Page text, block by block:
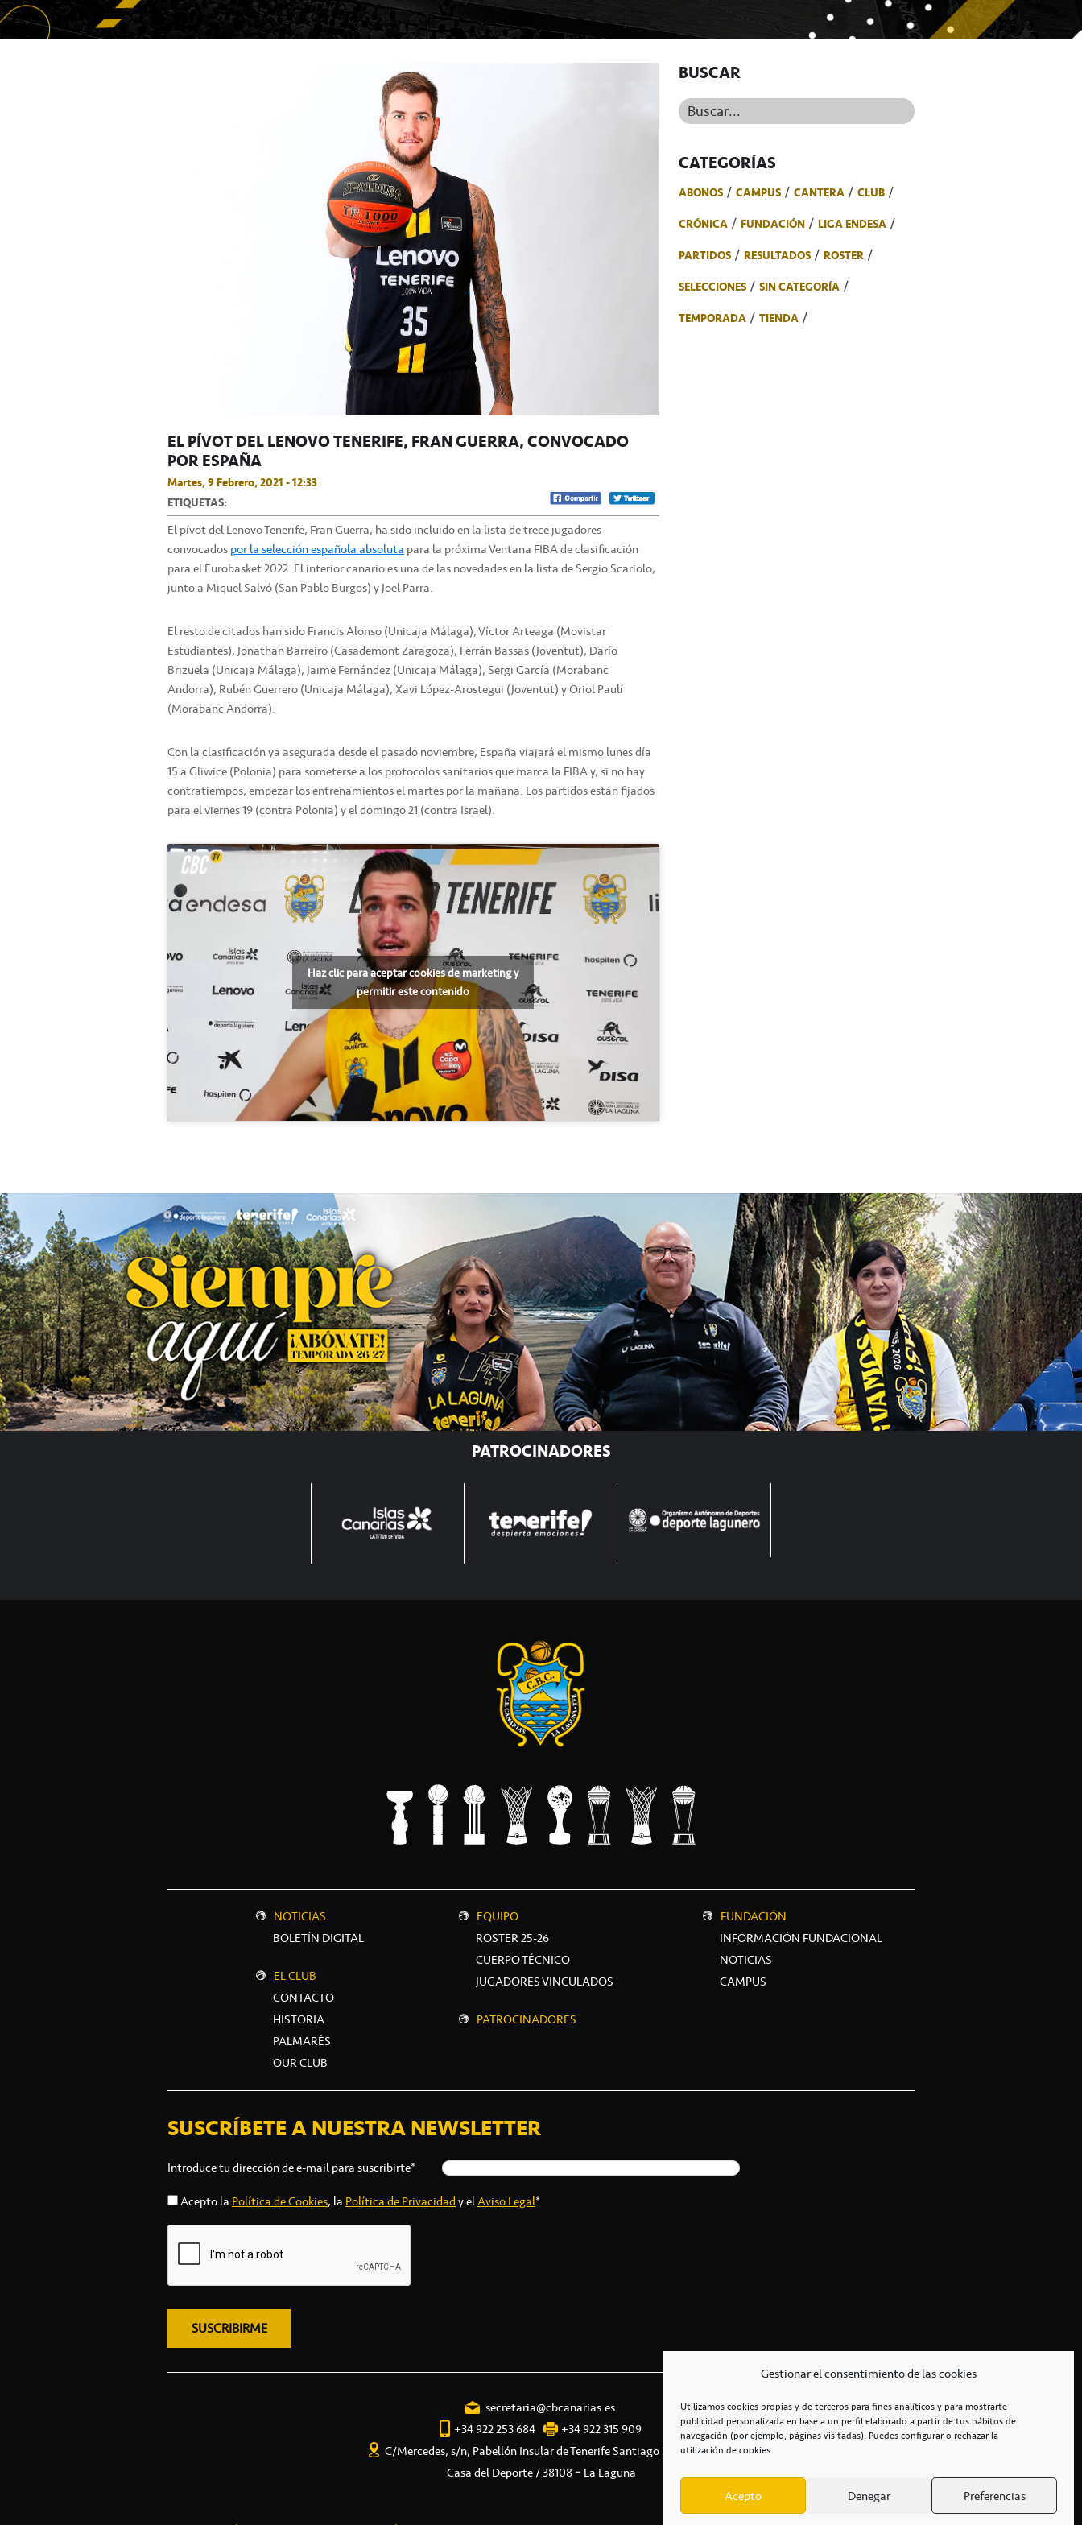
Gestionar el consentimiento de las cookies
Utilizamos cookies propias y de terceros para fines analíticos y para mostrarte
publicidad personalizada en base a un perfil elaborado a partir de tus hábitos de
navegación (por ejemplo, páginas visitadas). Puedes configurar o rechazar la
utilización de cookies.
Acepto Denegar Preferencias
EL PÍVOT DEL LENOVO TENERIFE, FRAN GUERRA, CONVOCADO
POR ESPAÑA
Martes, 9 Febrero, 2021 - 12:33
ETIQUETAS:
El pívot del Lenovo Tenerife, Fran Guerra, ha sido incluido en la lista de trece jugadores
convocadospor la selección española absolutapara la próxima Ventana FIBA de clasificación
para el Eurobasket 2022. El interior canario es una de las novedades en la lista de Sergio Scariolo,
junto a Miquel Salvó (San Pablo Burgos) y Joel Parra.
El resto de citados han sido Francis Alonso (Unicaja Málaga), Víctor Arteaga (Movistar
Estudiantes), Jonathan Barreiro (Casademont Zaragoza), Ferrán Bassas (Joventut), Darío
Brizuela (Unicaja Málaga), Jaime Fernández (Unicaja Málaga), Sergi García (Morabanc
Andorra), Rubén Guerrero (Unicaja Málaga), Xavi López-Arostegui (Joventut) y Oriol Paulí
(Morabanc Andorra).
Con la clasificación ya asegurada desde el pasado noviembre, España viajará el mismo lunes día
15 a Gliwice (Polonia) para someterse a los protocolos sanitarios que marca la FIBA y, si no hay
contratiempos, empezar los entrenamientos el martes por la mañana. Los partidos están fijados
para el viernes 19 (contra Polonia) y el domingo 21 (contra Israel).
Haz clic para aceptar cookies de marketing y
permitir este contenido
BUSCAR
Buscar...
CATEGORÍAS
ABONOS CAMPUS CANTERA
CLUB
CRÓNICA
FUNDACIÓN
LIGA ENDESA
PARTIDOS
RESULTADOS
ROSTER
SELECCIONES
SIN CATEGORÍA
TEMPORADA
TIENDA
PATROCINADORES
NOTICIAS
BOLETÍN DIGITAL
EL CLUB
CONTACTO
HISTORIA
PALMARÉS
OUR CLUB
EQUIPO
ROSTER 25-26
CUERPO TÉCNICO
JUGADORES VINCULADOS
PATROCINADORES
FUNDACIÓN
INFORMACIÓN FUNDACIONAL
NOTICIAS
CAMPUS
SUSCRÍBETE A NUESTRA NEWSLETTER
Introduce tu dirección de e-mail para suscribirte*
Acepto laPolítica de Cookies, laPolítica de Privacidady elAviso Legal*
secretaria@cbcanarias.es
+34 922 253 684
+34 922 315 909
C/Mercedes, s/n, Pabellón Insular de Tenerife Santiago Martín
Casa del Deporte / 38108 – La Laguna